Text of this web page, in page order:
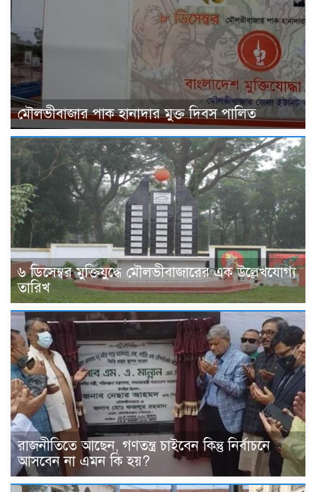
মৌলভীবাজার পাক হানাদার মুক্ত দিবস পালিত
৬ ডিসেম্বর মুক্তিযুদ্ধে মৌলভীবাজারের এক উল্লেখযোগ্য
তারিখ
রাজনীতিতে আছেন, গণতন্ত্র চাইবেন কিন্তু নির্বাচনে
আসবেন না এমন কি হয়?